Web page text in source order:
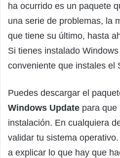
ha ocurrido es un paquete
una serie de problemas, la
que tiene su último, hasta
Si tienes instalado
conveniente que instales el
Puedes descargar el
Windows Update para que
instalación. En cualquiera
validar tu sistema
a explicar lo que hay que